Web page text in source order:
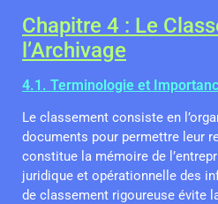
Chapitre 4 : Le
l’Archivage
4.1. Terminologie et
Le classement consiste en
documents pour permettre leur
constitue la mémoire de
juridique et opérationnelle des
de classement rigoureuse évite